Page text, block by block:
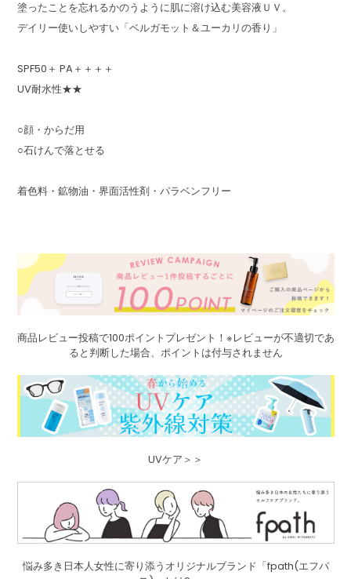
塗ったことを忘れるかのうように肌に溶け込む美容液ＵＶ。
デイリー使いしやすい「ベルガモット＆ユーカリの香り」
SPF50＋ PA＋＋＋＋
UV耐水性★★
○顔・からだ用
○石けんで落とせる
着色料・鉱物油・界面活性剤・パラベンフリー
商品レビュー投稿で100ポイントプレゼント！※レビューが不適切であ
ると判断した場合、ポイントは付与されません
UVケア＞＞
悩み多き日本人女性に寄り添うオリジナルブランド「fpath(エフパ